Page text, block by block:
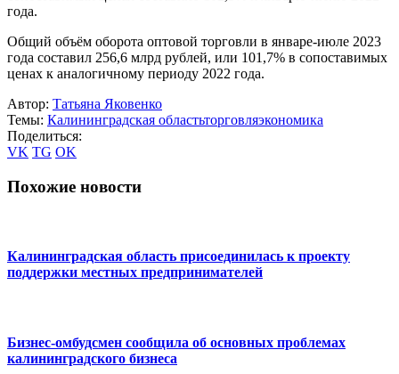
года.
Общий объём оборота оптовой торговли в январе-июле 2023
года составил 256,6 млрд рублей, или 101,7% в сопоставимых
ценах к аналогичному периоду 2022 года.
Автор: Татьяна Яковенко
Темы: Калининградская областьторговляэкономика
Поделиться:
VK TG OK
Похожие новости
Калининградская область присоединилась к проекту
поддержки местных предпринимателей
Бизнес-омбудсмен сообщила об основных проблемах
калининградского бизнеса